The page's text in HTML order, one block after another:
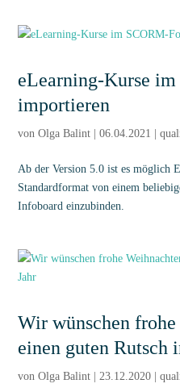
eLearning-Kurse
importieren
vonOlga Balint |06.04.2021 |
Ab der Version 5.0 ist es möglich
Standardformat von einem
Infoboard einzubinden.
Wir wünschen
einen guten Rutsch
vonOlga Balint |23.12.2020 |